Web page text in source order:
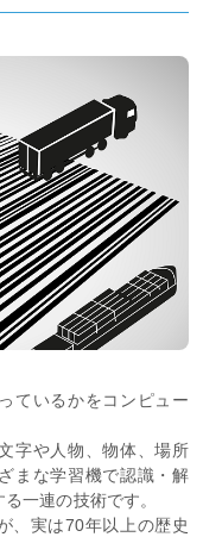
ているかをコンピュー
字や人物、物体、場所
まな学習機で認識・解
一連の技術です。
、実は70年以上の歴史